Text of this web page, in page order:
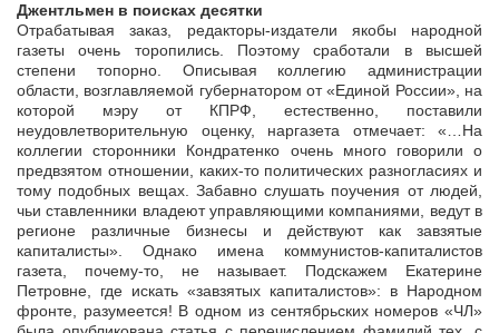
Джентльмен в поисках десятки
Отрабатывая заказ, редакторы-издатели якобы народной
газеты очень торопились. Поэтому сработали в высшей
степени топорно. Описывая коллегию администрации
области, возглавляемой губернатором от «Единой России», на
которой мэру от КПРФ, естественно, поставили
неудовлетворительную оценку, наргазета отмечает: «…На
коллегии сторонники Кондратенко очень много говорили о
предвзятом отношении, каких-то политических разногласиях и
тому подобных вещах. Забавно слушать поучения от людей,
чьи ставленники владеют управляющими компаниями, ведут в
регионе различные бизнесы и действуют как завзятые
капиталисты». Однако имена коммунистов-капиталистов
газета, почему-то, не называет. Подскажем Екатерине
Петровне, где искать «завзятых капиталистов»: в Народном
фронте, разумеется! В одном из сентябрьских номеров «ЧЛ»